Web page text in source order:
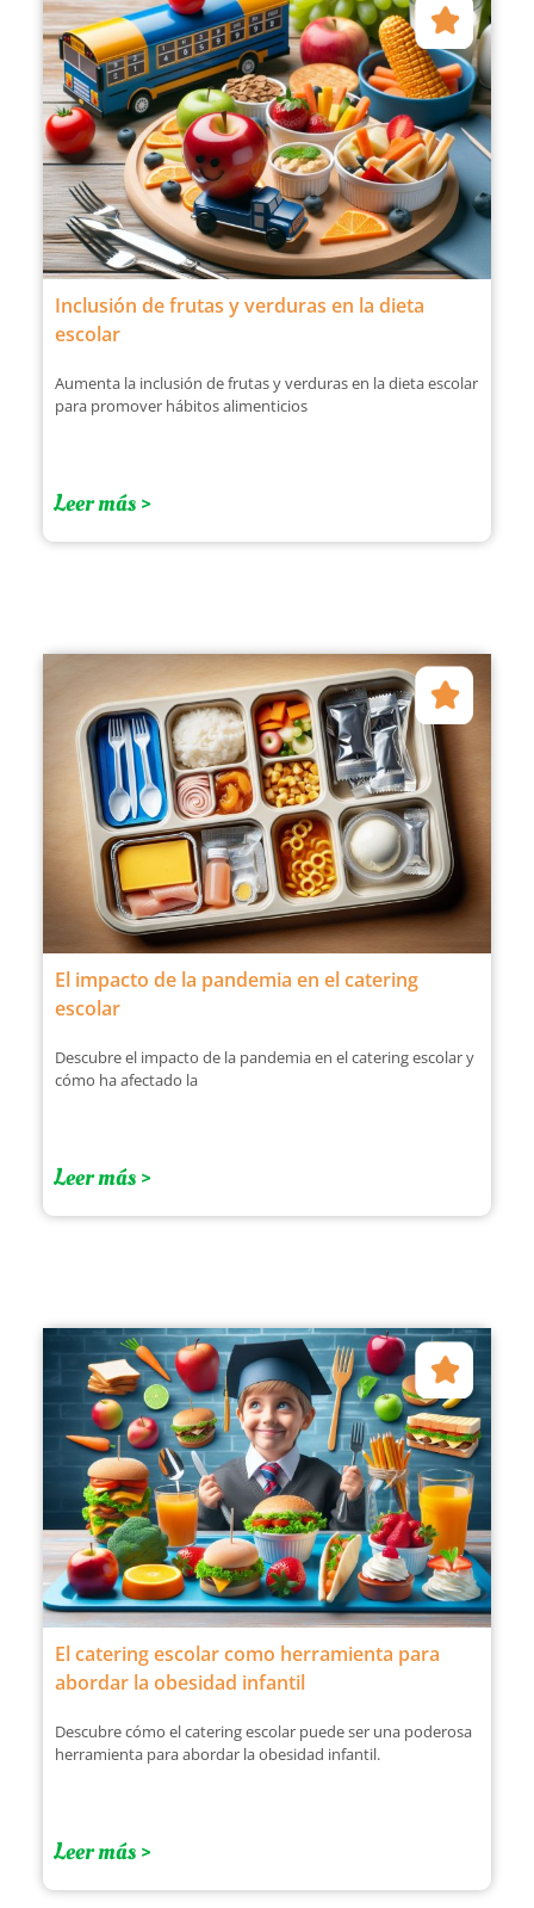
Inclusión de frutas y verduras en la dieta
escolar
Aumenta la inclusión de frutas y verduras en la dieta escolar
para promover hábitos alimenticios
Leer más >
El impacto de la pandemia en el catering
escolar
Descubre el impacto de la pandemia en el catering escolar y
cómo ha afectado la
Leer más >
El catering escolar como herramienta para
abordar la obesidad infantil
Descubre cómo el catering escolar puede ser una poderosa
herramienta para abordar la obesidad infantil.
Leer más >